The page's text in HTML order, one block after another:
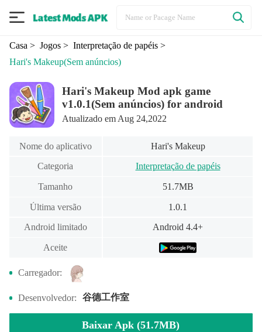
Casa > Jogos> Interpretação de papéis>
Hari's Makeup(Sem anúncios)
Hari's Makeup Mod apk game
v1.0.1(Sem anúncios) for android
Atualizado em Aug 24,2022
Nome do aplicativo Hari's Makeup
Categoria Interpretação de papéis
Tamanho 51.7MB
Última versão 1.0.1
Android limitado Android 4.4+
Aceite
Carregador:
Desenvolvedor: 谷德工作室
Baixar Apk (51.7MB)